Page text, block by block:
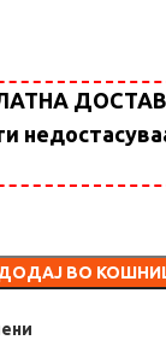
ВО